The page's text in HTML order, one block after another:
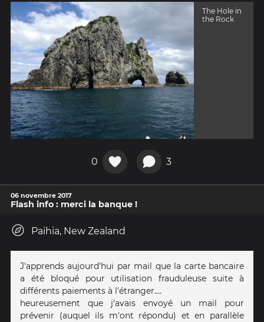
The Hole in
the Rock
0 3
06 novembre 2017
Flash info : merci la banque !
Paihia, New Zealand
J'apprends aujourd'hui par mail que la carte bancaire
a été bloqué pour utilisation frauduleuse suite à
différents paiements à l'étranger....
heureusement que j'avais envoyé un mail pour
prévenir (auquel ils m'ont répondu) et en parallèle